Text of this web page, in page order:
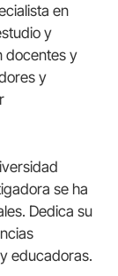
en
y
docentes y
y
se ha
Dedica su
educadoras.